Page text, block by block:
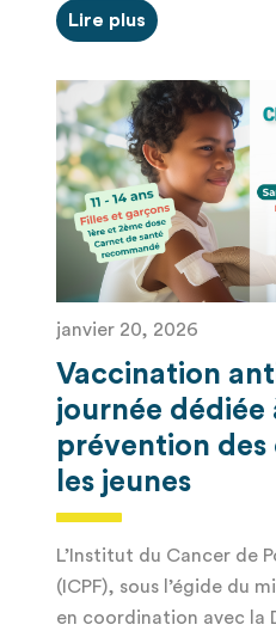
Lire plus
Vaccination
journée dédiée
prévention des
les jeunes
janvier 20, 2026
L’Institut du Cancer de
(ICPF), sous l’égide du
en coordination avec la